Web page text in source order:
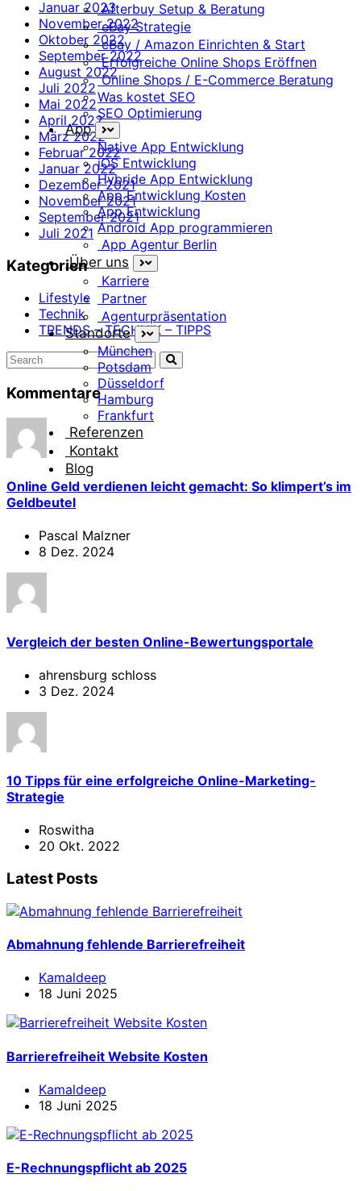
Afterbuy Setup & Beratung
eBay Strategie
eBay / Amazon Einrichten & Start
Erfolgreiche Online Shops Eröffnen
Online Shops / E-Commerce Beratung
Was kostet SEO
SEO Optimierung
App
Native App Entwicklung
iOS Entwicklung
Hybride App Entwicklung
App Entwicklung Kosten
App Entwicklung
Android App programmieren
App Agentur Berlin
Über uns
Karriere
Partner
Agenturpräsentation
Standorte
München
Potsdam
Düsseldorf
Hamburg
Frankfurt
Referenzen
Kontakt
Blog
Januar 2023
November 2022
Oktober 2022
September 2022
August 2022
Juli 2022
Mai 2022
April 2022
März 2022
Februar 2022
Januar 2022
Dezember 2021
November 2021
September 2021
Juli 2021
Kategorien
Lifestyle
Technik
TRENDS – TECHNIK – TIPPS
Kommentare
Online Geld verdienen leicht gemacht: So klimpert’s im
Geldbeutel
Pascal Malzner
8 Dez. 2024
Vergleich der besten Online-Bewertungsportale
ahrensburg schloss
3 Dez. 2024
10 Tipps für eine erfolgreiche Online-Marketing-
Strategie
Roswitha
20 Okt. 2022
Latest Posts
Abmahnung fehlende Barrierefreiheit
Kamaldeep
18 Juni 2025
Barrierefreiheit Website Kosten
Kamaldeep
18 Juni 2025
E-Rechnungspflicht ab 2025